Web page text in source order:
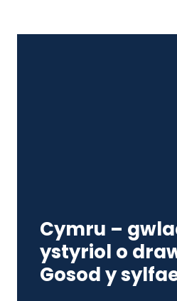
Cymru –
ystyriol o
Gosod y